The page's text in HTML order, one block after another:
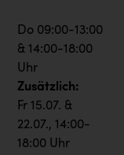
Do 09:00-13:00
& 14:00-18:00
Uhr
Zusätzlich:
Fr 15.07. &
22.07., 14:00-
18:00 Uhr